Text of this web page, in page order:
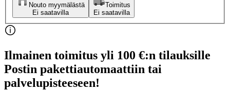
Nouto myymälästä
Ei saatavilla
Toimitus
Ei saatavilla
Ilmainen toimitus yli 100 €:n tilauksille
Postin pakettiautomaattiin tai
palvelupisteeseen!